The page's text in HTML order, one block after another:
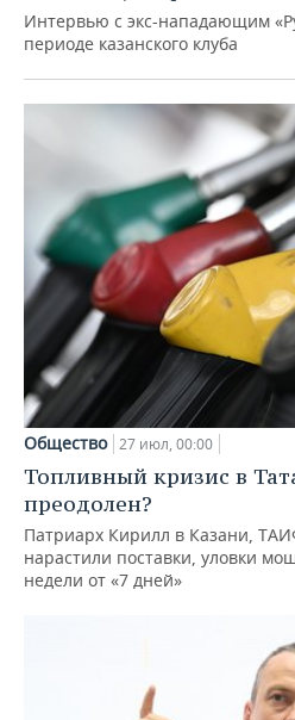
Интервью с экс-нападающим
периоде казанского клуба
Общество 27 июл, 00:00
Топливный кризис в
преодолен?
Патриарх Кирилл в Казани,
нарастили поставки, уловки
недели от «7 дней»